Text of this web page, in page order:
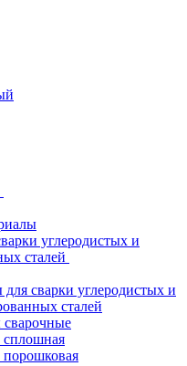
углеродистых и
сталей
сварки углеродистых и
сталей
сплошная